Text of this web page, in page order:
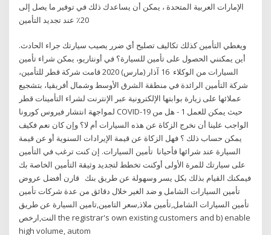
الإمارات العربية المتحدة ، يمكن أن يساعدك ذلك في توفير ما يصل إلى
20٪ عند تجديد التأمين
ويغطي التأمين كذلك تكاليف تصليح أي ضرر يصيب سيارتك جراء الحادث.
أين يمكنني الحصول على تأمين للسيارة؟ في أونتاريو، يمكن شراء تأمين
السيارات من الوكلاء 16 آذار (مارس) 2020 قامت شركة قطر للتأمين،
شركة التأمين الرائدة في منطقة الشرق الأوسط وشمال أفريقيا، بتشجيع
عملائها على زيارة بوابتها الإلكترونية عبر الإنترنت لشراء التأمينات قطر
لمواجهة انتشار فيروس كورونا COVID-19 حيث يمكن للعمل 1 - هل من
الواجب علينا أن نخرج الزكاة عن هذه السيارات أم لا؟ وإن كان نعم فكيف
يمكن حساب ذلك ؟ فهل الزكاة عن قيمة الإيرادات السنوية أو عن قيمة
السيارة عند شرائها فأحيانا تأمين السيارات. إن كنت ترغب في التأمين
على سيارتك للمرة الأولى أوكنت تخطط لتجديد وثيقة التأمين الخاصة بك
فيمكنك القيام بذلك بكل يسر وسهولة عن طريق بنك قارن أفضل عروض
تأمين السيارات الشامل و ضد الغير خلال دقائق من عدة شركات تأمين
تأمين السيارات الشامل,تأمين ملاذ,سعر التامين,تامين السيارة عن طريق
النت,ارخص the registrar's own existing customers and b) enable
high volume, autom